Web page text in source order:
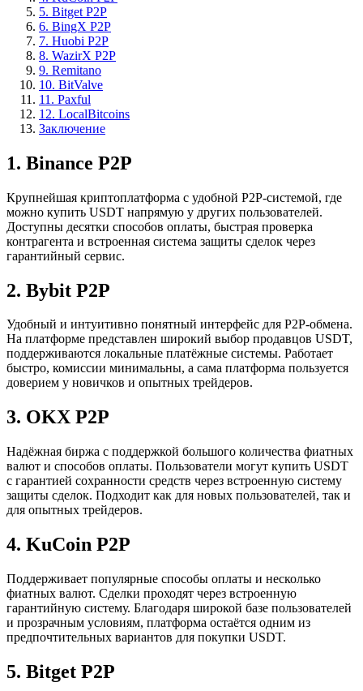
5. Bitget P2P
6. BingX P2P
7. Huobi P2P
8. WazirX P2P
9. Remitano
10. BitValve
11. Paxful
12. LocalBitcoins
Заключение
1. Binance P2P
Крупнейшая криптоплатформа с удобной P2P-системой, где
можно купить USDT напрямую у других пользователей.
Доступны десятки способов оплаты, быстрая проверка
контрагента и встроенная система защиты сделок через
гарантийный сервис.
2. Bybit P2P
Удобный и интуитивно понятный интерфейс для P2P-обмена.
На платформе представлен широкий выбор продавцов USDT,
поддерживаются локальные платёжные системы. Работает
быстро, комиссии минимальны, а сама платформа пользуется
доверием у новичков и опытных трейдеров.
3. OKX P2P
Надёжная биржа с поддержкой большого количества фиатных
валют и способов оплаты. Пользователи могут купить USDT
с гарантией сохранности средств через встроенную систему
защиты сделок. Подходит как для новых пользователей, так и
для опытных трейдеров.
4. KuCoin P2P
Поддерживает популярные способы оплаты и несколько
фиатных валют. Сделки проходят через встроенную
гарантийную систему. Благодаря широкой базе пользователей
и прозрачным условиям, платформа остаётся одним из
предпочтительных вариантов для покупки USDT.
5. Bitget P2P